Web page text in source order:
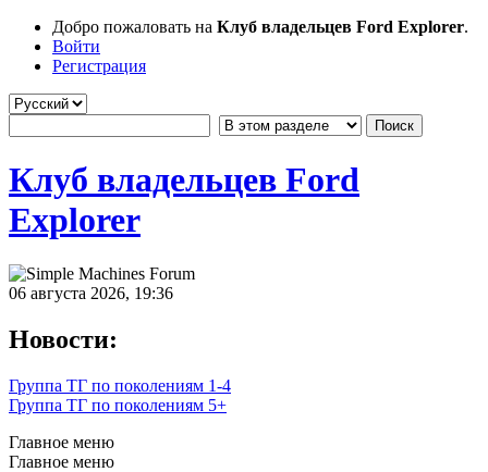
Добро пожаловать на Клуб владельцев Ford Explorer.
Войти
Регистрация
Клуб владельцев Ford
Explorer
06 августа 2026, 19:36
Новости:
Группа ТГ по поколениям 1-4
Группа ТГ по поколениям 5+
Главное меню
Главное меню